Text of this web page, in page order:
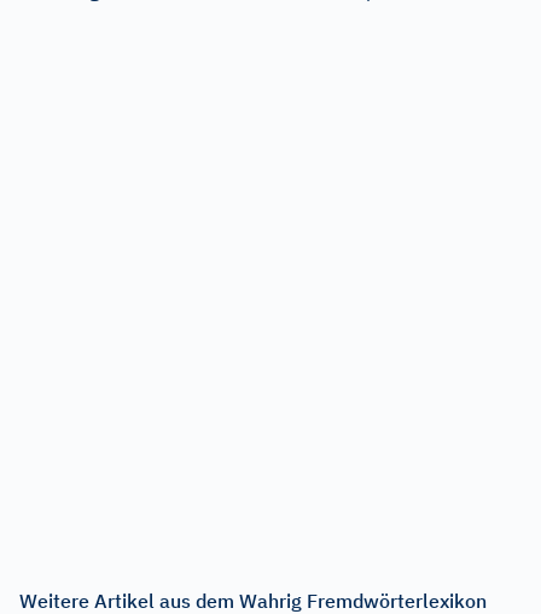
Weitere Artikel aus dem Wahrig Fremdwörterlexikon